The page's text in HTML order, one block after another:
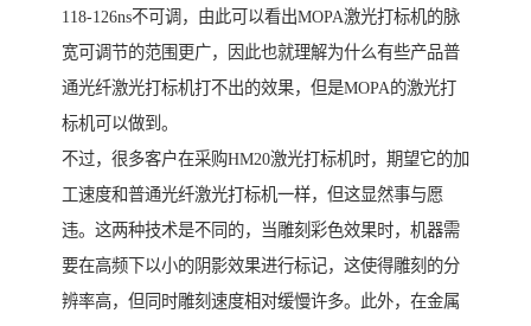
118-126ns不可调，由此可以看出MOPA激光打标机的脉
宽可调节的范围更广，因此也就理解为什么有些产品普
通光纤激光打标机打不出的效果，但是MOPA的激光打
标机可以做到。
不过，很多客户在采购HM20激光打标机时，期望它的加
工速度和普通光纤激光打标机一样，但这显然事与愿
违。这两种技术是不同的，当雕刻彩色效果时，机器需
要在高频下以小的阴影效果进行标记，这使得雕刻的分
辨率高，但同时雕刻速度相对缓慢许多。此外，在金属